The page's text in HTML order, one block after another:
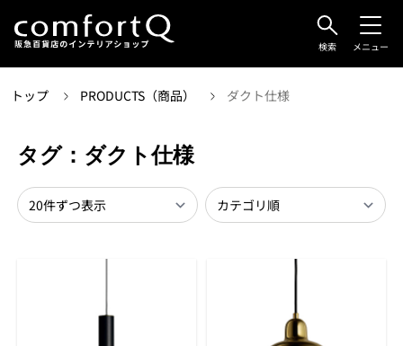
検索 メニュー
トップ PRODUCTS（商品） ダクト仕様
タグ：ダクト仕様